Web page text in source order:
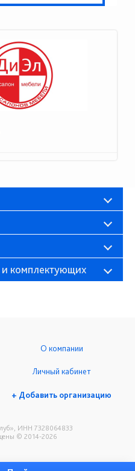
комплектующих
ИНН 7328064833
© 2014-2026
О компании
Личный кабинет
+ Добавить организацию